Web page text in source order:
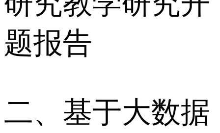
题报告
二、基于大数据